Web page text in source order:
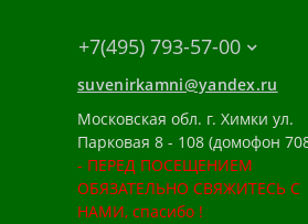
+7(495) 793-57-00
suvenirkamni@yandex.ru
Московская обл. г. Химки ул.
Парковая 8 - 108 (домофон
- ПЕРЕД ПОСЕЩЕНИЕМ
ОБЯЗАТЕЛЬНО СВЯЖИТЕСЬ С
НАМИ, спасибо !